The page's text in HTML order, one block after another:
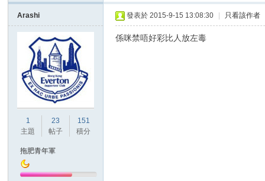
Arashi
1
主題
23
帖子
151
積分
拖肥青年軍
發表於 2015-9-15 13:08:30 只看該作者
係咪禁唔好彩比人放左毒